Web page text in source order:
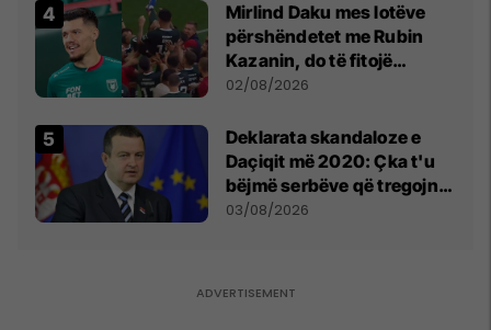
Mirlind Daku mes lotëve
përshëndetet me Rubin
Kazanin, do të fitojë
miliona te Spartak Moska
02/08/2026
​Deklarata skandaloze e
Daçiqit më 2020: Çka t'u
bëjmë serbëve që tregojnë
ku janë varrosur shqiptarët
03/08/2026